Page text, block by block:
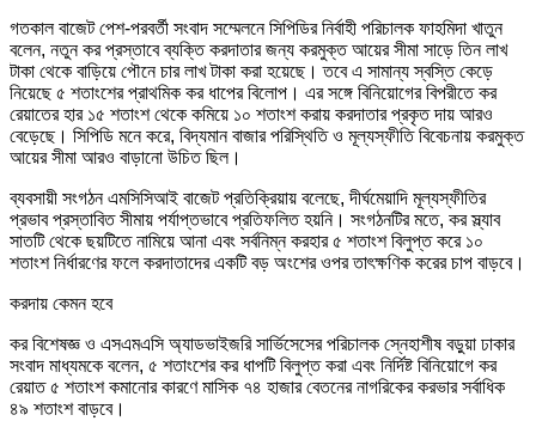
গতকাল বাজেট পেশ-পরবর্তী সংবাদ সম্মেলনে সিপিডির নির্বাহী পরিচালক ফাহমিদা খাতুন
বলেন, নতুন কর প্রস্তাবে ব্যক্তি করদাতার জন্য করমুক্ত আয়ের সীমা সাড়ে তিন লাখ
টাকা থেকে বাড়িয়ে পৌনে চার লাখ টাকা করা হয়েছে। তবে এ সামান্য স্বস্তি কেড়ে
নিয়েছে ৫ শতাংশের প্রাথমিক কর ধাপের বিলোপ। এর সঙ্গে বিনিয়োগের বিপরীতে কর
রেয়াতের হার ১৫ শতাংশ থেকে কমিয়ে ১০ শতাংশ করায় করদাতার প্রকৃত দায় আরও
বেড়েছে। সিপিডি মনে করে, বিদ্যমান বাজার পরিস্থিতি ও মূল্যস্ফীতি বিবেচনায় করমুক্ত
আয়ের সীমা আরও বাড়ানো উচিত ছিল।
ব্যবসায়ী সংগঠন এমসিসিআই বাজেট প্রতিক্রিয়ায় বলেছে, দীর্ঘমেয়াদি মূল্যস্ফীতির
প্রভাব প্রস্তাবিত সীমায় পর্যাপ্তভাবে প্রতিফলিত হয়নি। সংগঠনটির মতে, কর স্ল্যাব
সাতটি থেকে ছয়টিতে নামিয়ে আনা এবং সর্বনিম্ন করহার ৫ শতাংশ বিলুপ্ত করে ১০
শতাংশ নির্ধারণের ফলে করদাতাদের একটি বড় অংশের ওপর তাৎক্ষণিক করের চাপ বাড়বে।
করদায় কেমন হবে
কর বিশেষজ্ঞ ও এসএমএসি অ্যাডভাইজরি সার্ভিসেসের পরিচালক স্নেহাশীষ বড়ুয়া ঢাকার
সংবাদ মাধ্যমকে বলেন, ৫ শতাংশের কর ধাপটি বিলুপ্ত করা এবং নির্দিষ্ট বিনিয়োগে কর
রেয়াত ৫ শতাংশ কমানোর কারণে মাসিক ৭৪ হাজার বেতনের নাগরিকের করভার সর্বাধিক
৪৯ শতাংশ বাড়বে।